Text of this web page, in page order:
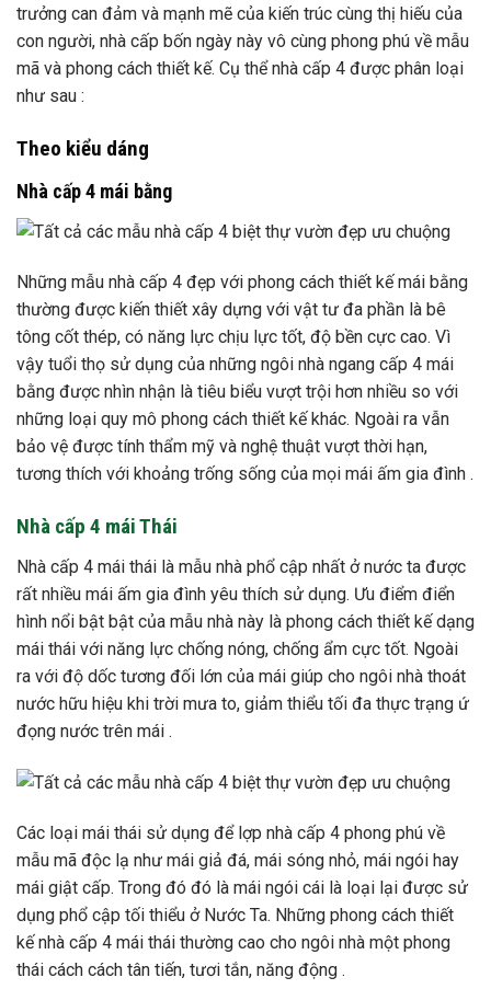
trưởng can đảm và mạnh mẽ của kiến trúc cùng thị hiếu của
con người, nhà cấp bốn ngày này vô cùng phong phú về mẫu
mã và phong cách thiết kế. Cụ thể nhà cấp 4 được phân loại
như sau :
Theo kiểu dáng
Nhà cấp 4 mái bằng
Những mẫu nhà cấp 4 đẹp với phong cách thiết kế mái bằng
thường được kiến thiết xây dựng với vật tư đa phần là bê
tông cốt thép, có năng lực chịu lực tốt, độ bền cực cao. Vì
vậy tuổi thọ sử dụng của những ngôi nhà ngang cấp 4 mái
bằng được nhìn nhận là tiêu biểu vượt trội hơn nhiều so với
những loại quy mô phong cách thiết kế khác. Ngoài ra vẫn
bảo vệ được tính thẩm mỹ và nghệ thuật vượt thời hạn,
tương thích với khoảng trống sống của mọi mái ấm gia đình .
Nhà cấp 4 mái Thái
Nhà cấp 4 mái thái là mẫu nhà phổ cập nhất ở nước ta được
rất nhiều mái ấm gia đình yêu thích sử dụng. Ưu điểm điển
hình nổi bật bật của mẫu nhà này là phong cách thiết kế dạng
mái thái với năng lực chống nóng, chống ẩm cực tốt. Ngoài
ra với độ dốc tương đối lớn của mái giúp cho ngôi nhà thoát
nước hữu hiệu khi trời mưa to, giảm thiểu tối đa thực trạng ứ
đọng nước trên mái .
Các loại mái thái sử dụng để lợp nhà cấp 4 phong phú về
mẫu mã độc lạ như mái giả đá, mái sóng nhỏ, mái ngói hay
mái giật cấp. Trong đó đó là mái ngói cái là loại lại được sử
dụng phổ cập tối thiểu ở Nước Ta. Những phong cách thiết
kế nhà cấp 4 mái thái thường cao cho ngôi nhà một phong
thái cách cách tân tiến, tươi tắn, năng động .